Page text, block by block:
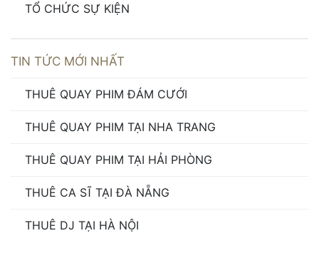
TỔ CHỨC SỰ KIỆN
TIN TỨC MỚI NHẤT
THUÊ QUAY PHIM ĐÁM CƯỚI
THUÊ QUAY PHIM TẠI NHA TRANG
THUÊ QUAY PHIM TẠI HẢI PHÒNG
THUÊ CA SĨ TẠI ĐÀ NẴNG
THUÊ DJ TẠI HÀ NỘI